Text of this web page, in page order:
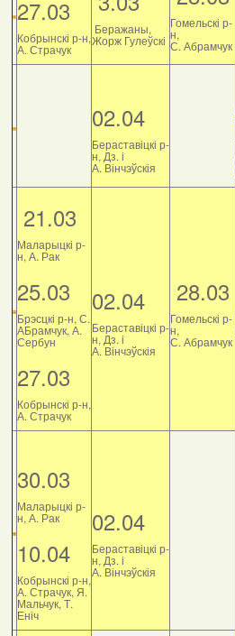
27.03
Кобрынскі р-н,
А. Страчук
Беражаны,
Жорж Гулеўскі
Гомельскі р-
н,
С. Абрамчук
02.04
Бераставіцкі р-
н, Дз. і
А. Вінчэўскія
21.03
Маларыцкі р-
н, А. Рак
25.03
Брэсцкі р-н, С.
АБрамчук, А.
Сербун
27.03
Кобрынскі р-н,
А. Страчук
02.04
Бераставіцкі р-
н, Дз. і
А. Вінчэўскія
28.03
Гомельскі р-
н,
С. Абрамчук
30.03
Маларыцкі р-
н, А. Рак
10.04
Кобрынскі р-н,
А. Страчук, Я.
Мальчук, Т.
Еніч
02.04
Бераставіцкі р-
н, Дз. і
А. Вінчэўскія